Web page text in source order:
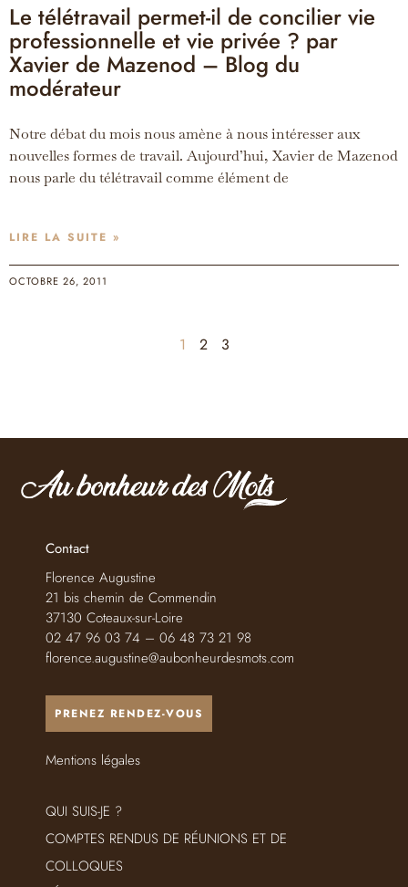
Le télétravail permet-il de concilier vie
professionnelle et vie privée ? par
Xavier de Mazenod – Blog du
modérateur
Notre débat du mois nous amène à nous intéresser aux
nouvelles formes de travail. Aujourd’hui, Xavier de Mazenod
nous parle du télétravail comme élément de
LIRE LA SUITE »
OCTOBRE 26, 2011
1 2 3
Contact
Florence Augustine
21 bis chemin de Commendin
37130 Coteaux-sur-Loire
02 47 96 03 74 – 06 48 73 21 98
florence.augustine@aubonheurdesmots.com
PRENEZ RENDEZ-VOUS
Mentions légales
QUI SUIS-JE ?
COMPTES RENDUS DE RÉUNIONS ET DE
COLLOQUES